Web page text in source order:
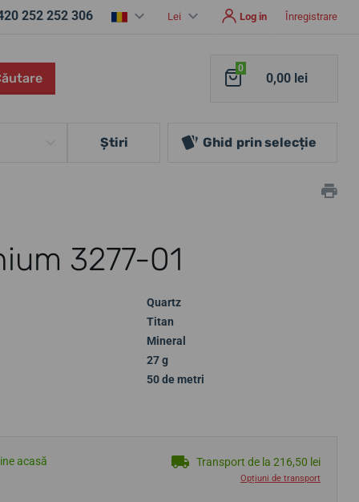
252 252 306 Lei Log in Înregistrare
0
0,00 lei
Ştiri Ghid prin selecție
3277-01
Quartz
Titan
Mineral
27 g
50 de metri
acasă Transport de la 216,50 lei
Opțiuni de transport